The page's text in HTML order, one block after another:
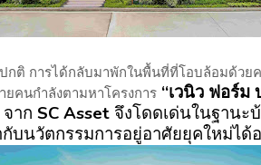
กติ การได้กลับมาพักในพื้นที่ที่โอบล้อมด้วย
ยคนกำลังตามหาโครงการ“เวนิว ฟอร์ม
จาก SC Asset จึงโดดเด่นในฐานะ
กับนวัตกรรมการอยู่อาศัยยุคใหม่ได้